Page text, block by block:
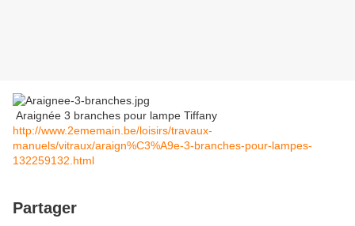
Araignée 3 branches pour lampe Tiffany
http://www.2ememain.be/loisirs/travaux-
manuels/vitraux/araign%C3%A9e-3-branches-pour-lampes-
132259132.html
Partager